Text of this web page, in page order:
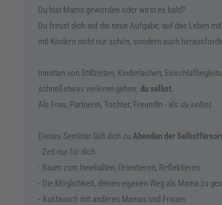
Du bist Mama geworden oder wirst es bald?
Du freust dich auf die neue Aufgabe, auf das Leben
mit Kindern nicht nur schön, sondern auch
Inmitten von Stillzeiten, Kinderlachen,
schnell etwas verloren gehen: du selbst.
Als Frau, Partnerin, Tochter, Freundin - als du selbst.
Dieses Seminar lädt dich zu Abenden der
- Zeit nur für dich
- Raum zum Innehalten, Orientieren, Reflektieren
- Die Möglichkeit, deinen eigenen Weg als Mama zu
- Austausch mit anderen Mamas und Frauen